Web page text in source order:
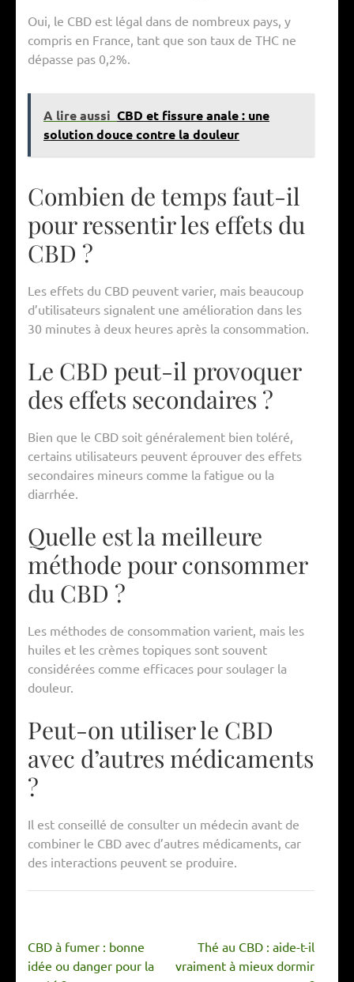
Oui, le CBD est légal dans de nombreux pays, y
compris en France, tant que son taux de THC ne
dépasse pas 0,2%.
A lire aussi CBD et fissure anale : une
solution douce contre la douleur
Combien de temps faut-il
pour ressentir les effets du
CBD ?
Les effets du CBD peuvent varier, mais beaucoup
d’utilisateurs signalent une amélioration dans les
30 minutes à deux heures après la consommation.
Le CBD peut-il provoquer
des effets secondaires ?
Bien que le CBD soit généralement bien toléré,
certains utilisateurs peuvent éprouver des effets
secondaires mineurs comme la fatigue ou la
diarrhée.
Quelle est la meilleure
méthode pour consommer
du CBD ?
Les méthodes de consommation varient, mais les
huiles et les crèmes topiques sont souvent
considérées comme efficaces pour soulager la
douleur.
Peut-on utiliser le CBD
avec d’autres médicaments
?
Il est conseillé de consulter un médecin avant de
combiner le CBD avec d’autres médicaments, car
des interactions peuvent se produire.
Navigation
de
CBD à fumer : bonne
idée ou danger pour la
Thé au CBD : aide-t-il
vraiment à mieux dormir